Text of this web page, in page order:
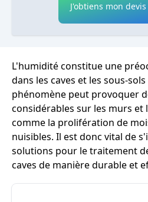
J'obtiens mon
L'humidité constitue une
dans les caves et les sous-
phénomène peut provoquer
considérables sur les murs et
comme la prolifération de
nuisibles. Il est donc vital de
solutions pour le traitement
caves de manière durable et